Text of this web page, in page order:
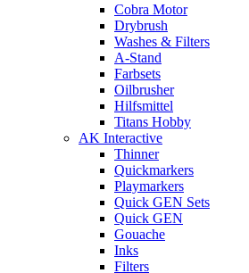
Cobra Motor
Drybrush
Washes & Filters
A-Stand
Farbsets
Oilbrusher
Hilfsmittel
Titans Hobby
AK Interactive
Thinner
Quickmarkers
Playmarkers
Quick GEN Sets
Quick GEN
Gouache
Inks
Filters